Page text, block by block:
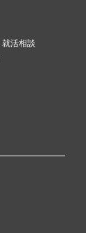
就活相談